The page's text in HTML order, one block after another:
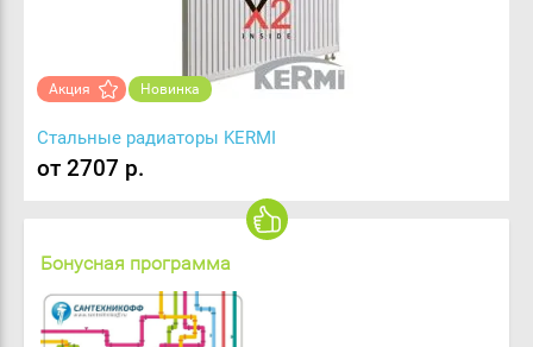
Бонусная программа
Акция Новинка
Стальные радиаторы KERMI
от 2707 р.